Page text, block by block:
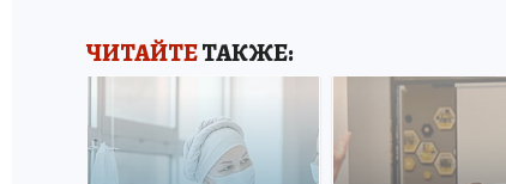
ЧИТАЙТЕТАКЖЕ: